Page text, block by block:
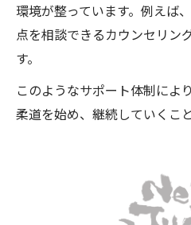
環境が整っています。例えば
点を相談できるカウンセリン
す。
このようなサポート体制によ
柔道を始め、継続していくこ